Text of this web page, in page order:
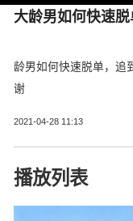
大龄男如何快速脱
龄男如何快速脱单，追
谢
2021-04-28 11:13
播放列表